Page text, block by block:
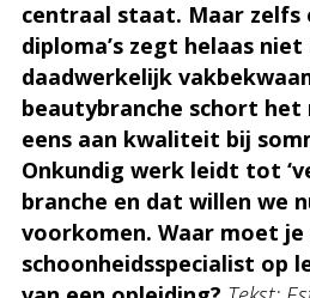
centraal staat. Maar zelfs
diploma’s zegt helaas
daadwerkelijk
beautybranche schort het
eens aan kwaliteit bij
Onkundig werk leidt tot
branche en dat willen we
voorkomen. Waar moet je
schoonheidsspecialist op